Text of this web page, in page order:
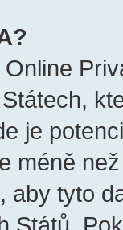
je
méně
aby tyto
Států.